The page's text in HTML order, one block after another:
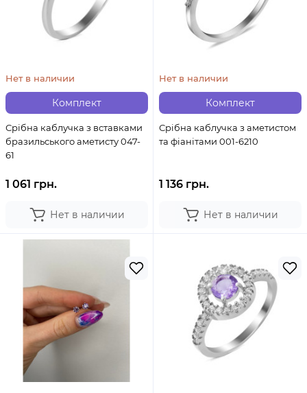
Комплект
Нет в наличии
Срібна каблучка з вставками
бразильського аметисту 047-
61
1 061 грн.
Нет в наличии
Комплект
Нет в наличии
Срібна каблучка з аметистом
та фіанітами 001-6210
1 136 грн.
Нет в наличии